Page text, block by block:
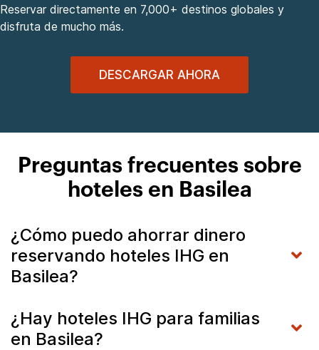
Reservar directamente en 7,000+ destinos globales y
disfruta de mucho más.
DESCARGAR AHORA
Preguntas frecuentes sobre
hoteles en Basilea
¿Cómo puedo ahorrar dinero
reservando hoteles IHG en
Basilea?
¿Hay hoteles IHG para familias
en Basilea?